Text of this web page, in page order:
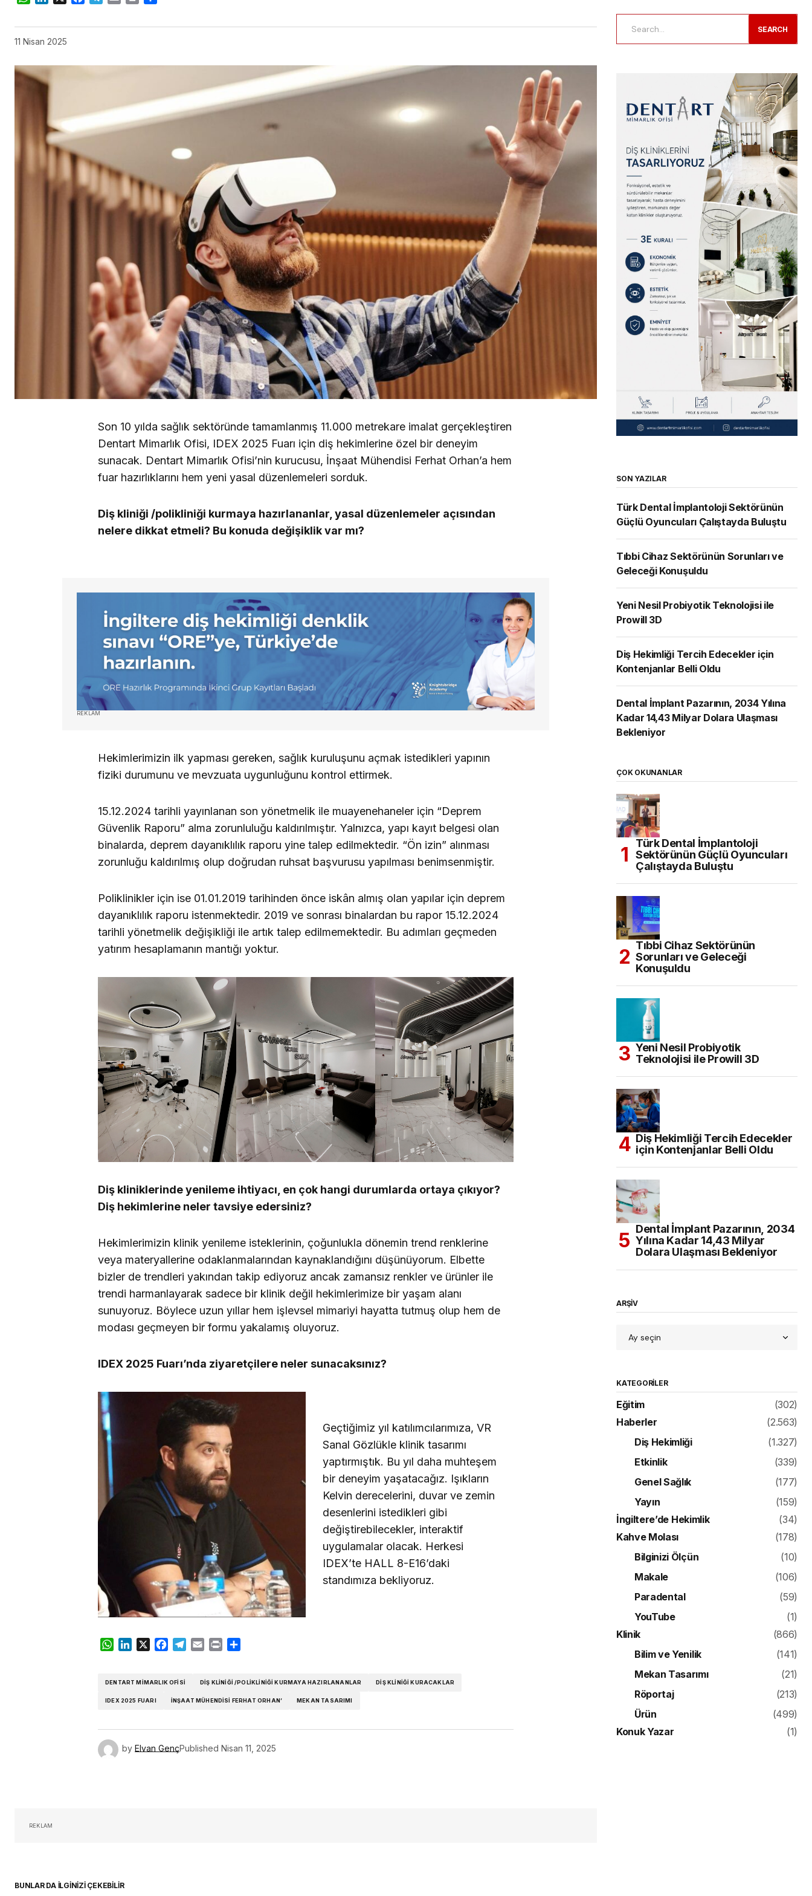
11 Nisan 2025
Son 10 yılda sağlık sektöründe tamamlanmış 11.000 metrekare imalat gerçekleştiren
Dentart Mimarlık Ofisi, IDEX 2025 Fuarı için diş hekimlerine özel bir deneyim
sunacak. Dentart Mimarlık Ofisi’nin kurucusu, İnşaat Mühendisi Ferhat Orhan’a hem
fuar hazırlıklarını hem yeni yasal düzenlemeleri sorduk.
Diş kliniği /polikliniği kurmaya hazırlananlar, yasal düzenlemeler açısından
nelere dikkat etmeli? Bu konuda değişiklik var mı?
REKLAM
Hekimlerimizin ilk yapması gereken, sağlık kuruluşunu açmak istedikleri yapının
fiziki durumunu ve mevzuata uygunluğunu kontrol ettirmek.
15.12.2024 tarihli yayınlanan son yönetmelik ile muayenehaneler için “Deprem
Güvenlik Raporu” alma zorunluluğu kaldırılmıştır. Yalnızca, yapı kayıt belgesi olan
binalarda, deprem dayanıklılık raporu yine talep edilmektedir. “Ön izin” alınması
zorunluğu kaldırılmış olup doğrudan ruhsat başvurusu yapılması benimsenmiştir.
Poliklinikler için ise 01.01.2019 tarihinden önce iskân almış olan yapılar için deprem
dayanıklılık raporu istenmektedir. 2019 ve sonrası binalardan bu rapor 15.12.2024
tarihli yönetmelik değişikliği ile artık talep edilmemektedir. Bu adımları geçmeden
yatırım hesaplamanın mantığı yoktur.
Diş kliniklerinde yenileme ihtiyacı, en çok hangi durumlarda ortaya çıkıyor?
Diş hekimlerine neler tavsiye edersiniz?
Hekimlerimizin klinik yenileme isteklerinin, çoğunlukla dönemin trend renklerine
veya materyallerine odaklanmalarından kaynaklandığını düşünüyorum. Elbette
bizler de trendleri yakından takip ediyoruz ancak zamansız renkler ve ürünler ile
trendi harmanlayarak sadece bir klinik değil hekimlerimize bir yaşam alanı
sunuyoruz. Böylece uzun yıllar hem işlevsel mimariyi hayatta tutmuş olup hem de
modası geçmeyen bir formu yakalamış oluyoruz.
IDEX 2025 Fuarı’nda ziyaretçilere neler sunacaksınız?
Geçtiğimiz yıl katılımcılarımıza, VR
Sanal Gözlükle klinik tasarımı
yaptırmıştık. Bu yıl daha muhteşem
bir deneyim yaşatacağız. Işıkların
Kelvin derecelerini, duvar ve zemin
desenlerini istedikleri gibi
değiştirebilecekler, interaktif
uygulamalar olacak. Herkesi
IDEX’te HALL 8-E16’daki
standımıza bekliyoruz.
WhatsApp
LinkedIn
X Facebook
Telegram
Email Print
DENTART MIMARLIK OFISI DIŞ KLINIĞI /POLIKLINIĞI KURMAYA HAZIRLANANLAR DIŞ KLINIĞI KURACAKLAR
IDEX 2025 FUARI İNŞAAT MÜHENDISI FERHAT ORHAN’ MEKAN TASARIMI
by Elvan GençPublished Nisan 11, 2025
REKLAM
BUNLAR DA İLGİNİZİ ÇEKEBİLİR
SEARCH
SON YAZILAR
Türk Dental İmplantoloji Sektörünün
Güçlü Oyuncuları Çalıştayda Buluştu
Tıbbi Cihaz Sektörünün Sorunları ve
Geleceği Konuşuldu
Yeni Nesil Probiyotik Teknolojisi ile
Prowill 3D
Diş Hekimliği Tercih Edecekler için
Kontenjanlar Belli Oldu
Dental İmplant Pazarının, 2034 Yılına
Kadar 14,43 Milyar Dolara Ulaşması
Bekleniyor
ÇOK OKUNANLAR
Türk Dental İmplantoloji
Sektörünün Güçlü Oyuncuları
Çalıştayda Buluştu
Tıbbi Cihaz Sektörünün
Sorunları ve Geleceği
Konuşuldu
Yeni Nesil Probiyotik
Teknolojisi ile Prowill 3D
Diş Hekimliği Tercih Edecekler
için Kontenjanlar Belli Oldu
Dental İmplant Pazarının, 2034
Yılına Kadar 14,43 Milyar
Dolara Ulaşması Bekleniyor
ARŞİV
KATEGORILER
Eğitim
(302)
Haberler
(2.563)
Diş Hekimliği
(1.327)
Etkinlik
(339)
Genel Sağlık
(177)
Yayın
(159)
İngiltere’de Hekimlik
(34)
Kahve Molası
(178)
Bilginizi Ölçün
(10)
Makale
(106)
Paradental
(59)
YouTube
(1)
Klinik
(866)
Bilim ve Yenilik
(141)
Mekan Tasarımı
(21)
Röportaj
(213)
Ürün
(499)
Konuk Yazar
(1)